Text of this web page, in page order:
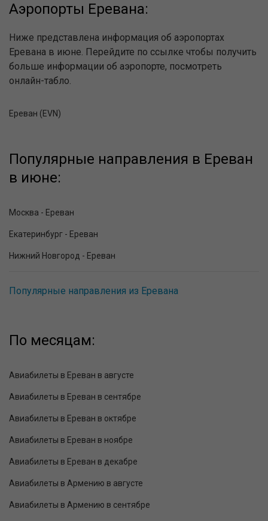
Аэропорты Еревана:
Ниже представлена информация об аэропортах
Еревана в июне. Перейдите по ссылке чтобы получить
больше информации об аэропорте, посмотреть
онлайн-табло.
Ереван (EVN)
Популярные направления в Ереван
в июне:
Москва - Ереван
Екатеринбург - Ереван
Нижний Новгород - Ереван
Популярные направления из Еревана
По месяцам:
Авиабилеты в Ереван в августе
Авиабилеты в Ереван в сентябре
Авиабилеты в Ереван в октябре
Авиабилеты в Ереван в ноябре
Авиабилеты в Ереван в декабре
Авиабилеты в Армению в августе
Авиабилеты в Армению в сентябре